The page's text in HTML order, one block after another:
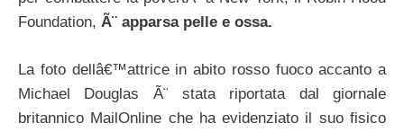
Foundation, Ã¨ apparsa pelle e ossa.
La foto dellâ€™attrice in abito rosso fuoco accanto a
Michael Douglas Ã¨ stata riportata dal giornale
britannico MailOnline che ha evidenziato il suo fisico